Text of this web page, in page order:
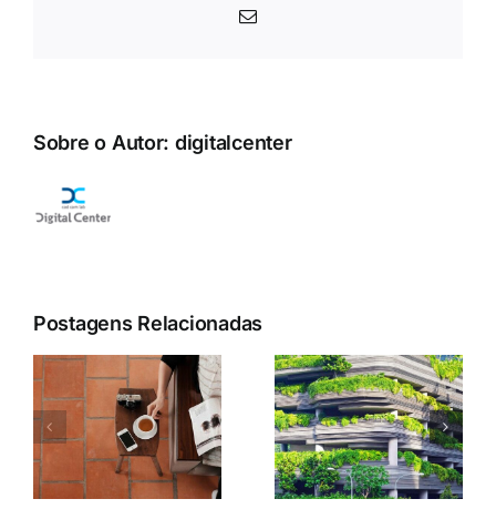
E-
Sobre o Autor: digitalcenter
Postagens Relacionadas
Cras suscipit
ante erat
eleifend
Vivamus ut
magna turpis